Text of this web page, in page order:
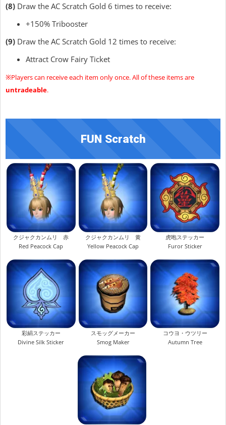
(8) Draw the AC Scratch Gold 6 times to receive:
+150% Tribooster
(9) Draw the AC Scratch Gold 12 times to receive:
Attract Crow Fairy Ticket
※Players can receive each item only once. All of these items are
untradeable.
FUN Scratch
クジャクカンムリ 赤
Red Peacock Cap
クジャクカンムリ 黄
Yellow Peacock Cap
虎咆ステッカー
Furor Sticker
彩絹ステッカー
Divine Silk Sticker
スモッグメーカー
Smog Maker
コウヨ・ウツリー
Autumn Tree